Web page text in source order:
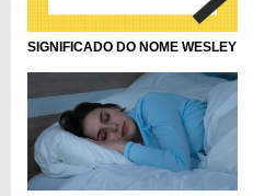
SIGNIFICADO DO NOME WESLEY